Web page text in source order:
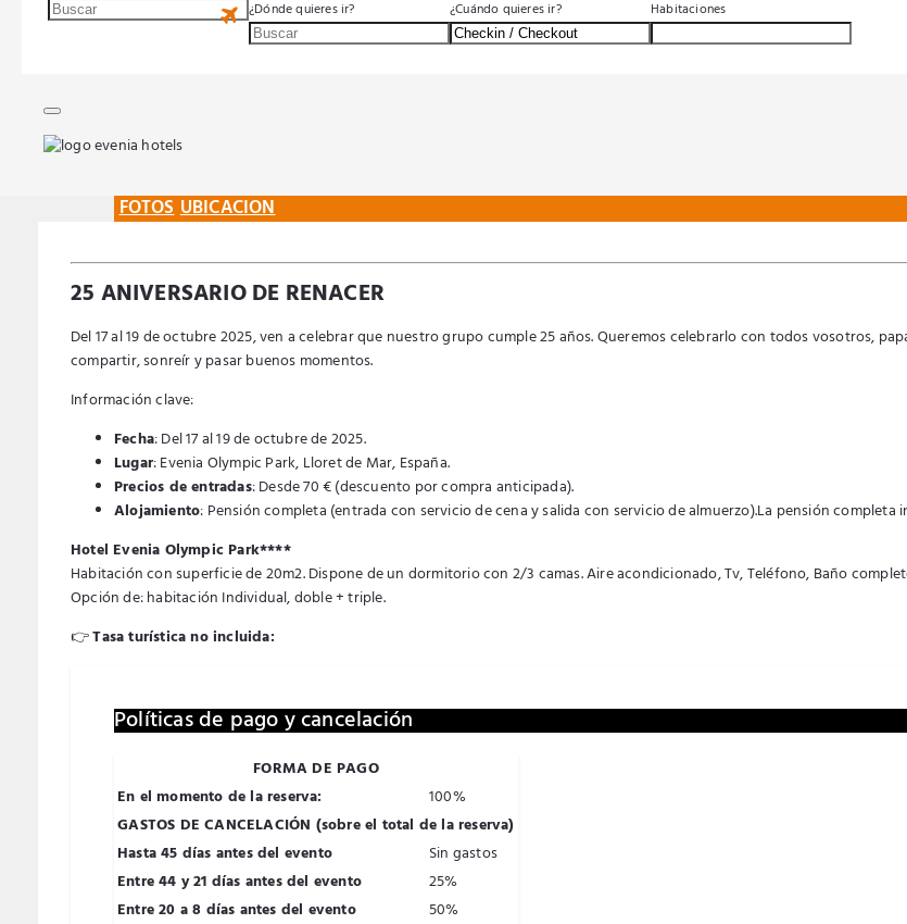
¿Dónde quieres ir? ¿Cuándo quieres ir? Habitaciones
FOTOSUBICACION
25 ANIVERSARIO DE RENACER
Del 17 al 19 de octubre 2025, ven a celebrar que nuestro grupo cumple 25 años. Queremos celebrarlo con todos vosotros,
compartir, sonreír y pasar buenos momentos.
Información clave:
Fecha: Del 17 al 19 de octubre de 2025.
Lugar: Evenia Olympic Park, Lloret de Mar, España.
Precios de entradas: Desde 70 € (descuento por compra anticipada).
Alojamiento: Pensión completa (entrada con servicio de cena y salida con servicio de almuerzo).La pensión
Hotel Evenia Olympic Park****
Habitación con superficie de 20m2. Dispone de un dormitorio con 2/3 camas. Aire acondicionado, Tv, Teléfono, Baño
Opción de: habitación Individual, doble + triple.
👉Tasa turística no incluida:
Políticas de pago y cancelación
FORMA DE PAGO
En el momento de la reserva:
100%
GASTOS DE CANCELACIÓN (sobre el total de la reserva)
Hasta 45 días antes del evento
Sin gastos
Entre 44 y 21 días antes del evento
25%
Entre 20 a 8 días antes del evento
50%